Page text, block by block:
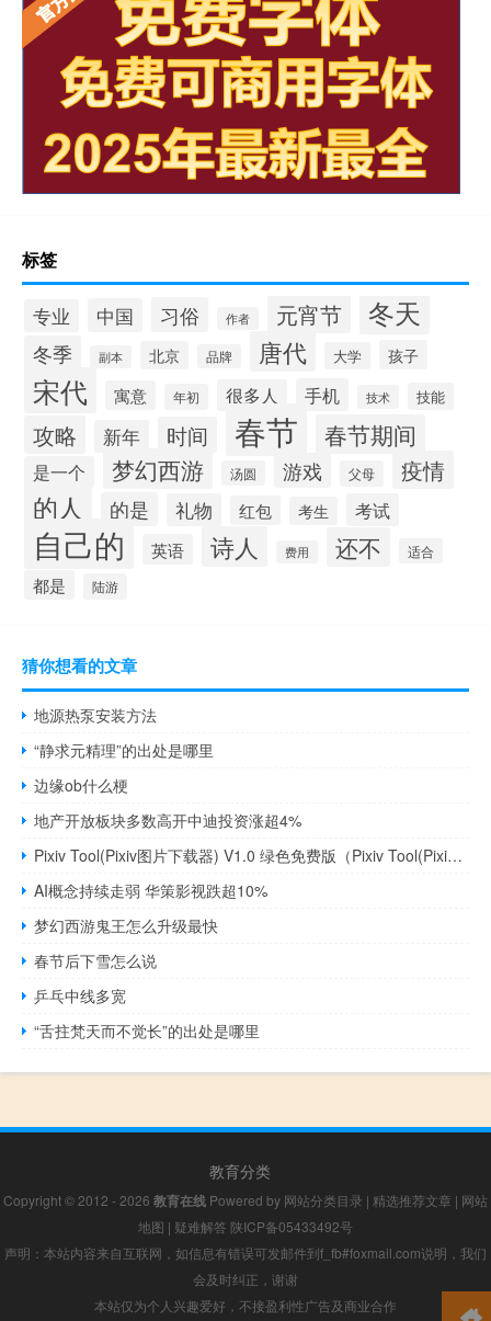
标签
专业 中国 习俗 作者 元宵节 冬天
冬季 副本 北京 品牌 唐代 大学 孩子
宋代 寓意 年初 很多人 手机 技术 技能
攻略 新年 时间 春节 春节期间
是一个 梦幻西游 汤圆 游戏 父母 疫情
的人 的是 礼物 红包 考生 考试
自己的 英语 诗人 费用 还不 适合
都是 陆游
猜你想看的文章
地源热泵安装方法
“静求元精理”的出处是哪里
边缘ob什么梗
地产开放板块多数高开中迪投资涨超4%
Pixiv Tool(Pixiv图片下载器) V1.0 绿色免费版（Pixiv Tool(Pixiv图片下载器) V1.0 绿色免费版功能简介）
AI概念持续走弱 华策影视跌超10%
梦幻西游鬼王怎么升级最快
春节后下雪怎么说
乒乓中线多宽
“舌拄梵天而不觉长”的出处是哪里
教育分类
Copyright © 2012 - 2026 教育在线 Powered by 网站分类目录 | 精选推荐文章 | 网站
地图 | 疑难解答 陕ICP备05433492号
声明：本站内容来自互联网，如信息有错误可发邮件到f_fb#foxmail.com说明，我们
会及时纠正，谢谢
本站仅为个人兴趣爱好，不接盈利性广告及商业合作